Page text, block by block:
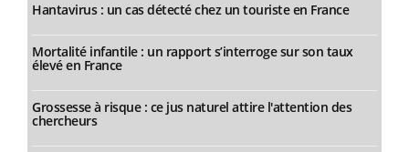
Hantavirus : un cas détecté chez un touriste en France
Mortalité infantile : un rapport s’interroge sur son taux
élevé en France
Grossesse à risque : ce jus naturel attire l'attention des
chercheurs